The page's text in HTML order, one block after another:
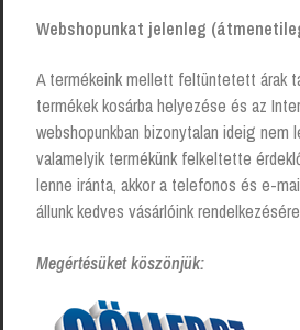
adagoló
Webshopunkat jelenleg
A termékeink mellett feltüntetett árak
termékek kosárba helyezése és az
webshopunkban bizonytalan ideig nem
valamelyik termékünk felkeltette
lenne iránta, akkor a telefonos és e-
állunk kedves vásárlóink
Megértésüket köszönjük: